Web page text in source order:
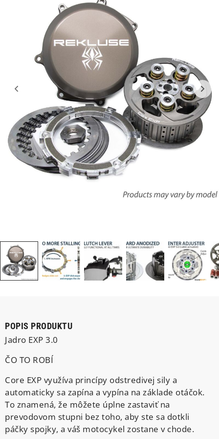
POPIS PRODUKTU
Jadro EXP 3.0
ČO TO ROBÍ
Core EXP využíva princípy odstredivej sily a
automaticky sa zapína a vypína na základe otáčok.
To znamená, že môžete úplne zastaviť na
prevodovom stupni bez toho, aby ste sa dotkli
páčky spojky, a váš motocykel zostane v chode.